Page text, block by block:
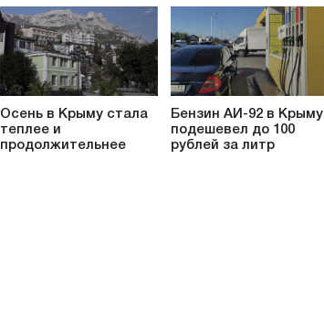
Осень в Крыму стала
теплее и
продолжительнее
Бензин АИ-92 в Крыму
подешевел до 100
рублей за литр